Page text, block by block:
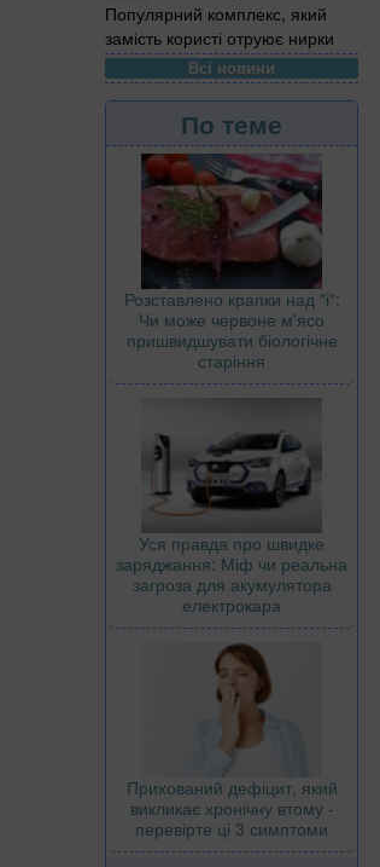
Популярний комплекс, який
замість користі отруює нирки
Всі новини
По теме
Розставлено крапки над "і":
Чи може червоне м'ясо
пришвидшувати біологічне
старіння
Уся правда про швидке
заряджання: Міф чи реальна
загроза для акумулятора
електрокара
Прихований дефіцит, який
викликає хронічну втому -
перевірте ці 3 симптоми